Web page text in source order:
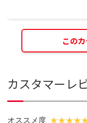
この
カスタマーレ
オススメ度